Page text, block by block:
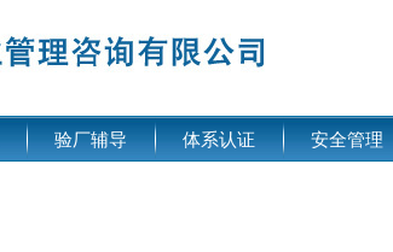
验厂辅导 体系认证 安全管理